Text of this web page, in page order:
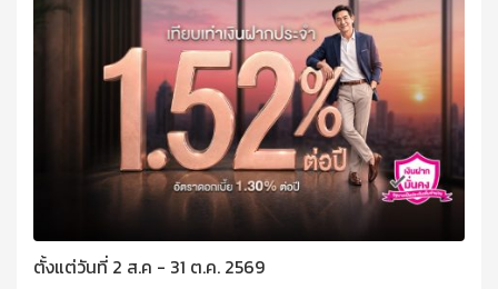
ตั้งแต่วันที่ 2 ส.ค - 31 ต.ค. 2569